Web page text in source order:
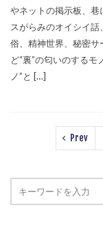
やネットの掲示板、巷
スがらみのオイシイ
俗、精神世界、秘密
ど“裏”の匂いのする
ノ”と […]
Prev